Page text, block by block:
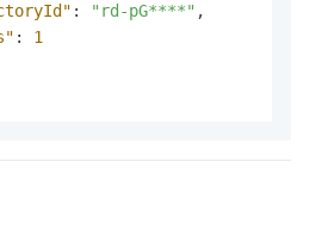
: "rd-pG****" ,
:
1